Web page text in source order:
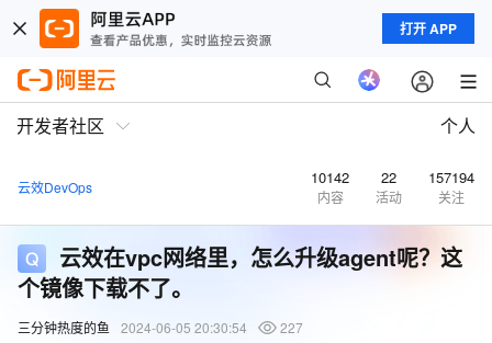
打开 APP
开发者社区 个人
云效DevOps 10142
内容
22
活动
157194
关注
云效在vpc网络里，怎么升级agent呢？这
个镜像下载不了。
三分钟热度的鱼 2024-06-05 20:30:54
227